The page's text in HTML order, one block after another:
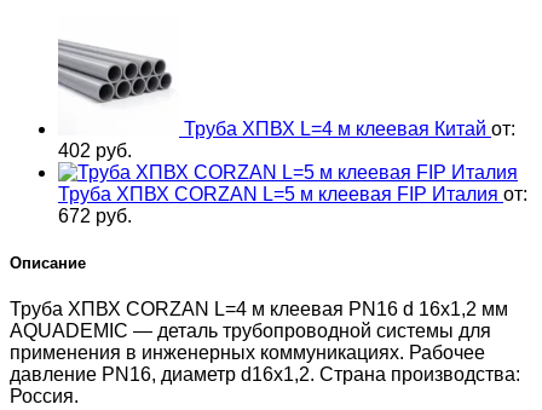
клеевая
PN16
мм
AQUADEMIC,
Россия
Труба ХПВХ L=4 м клеевая Китай от:
402 руб.
Труба ХПВХ CORZAN L=5 м клеевая FIP Италия от:
672 руб.
Описание
Труба ХПВХ CORZAN L=4 м клеевая PN16 d 16х1,2 мм
AQUADEMIC — деталь трубопроводной системы для
применения в инженерных коммуникациях. Рабочее
давление PN16, диаметр d16х1,2. Страна производства:
Россия.